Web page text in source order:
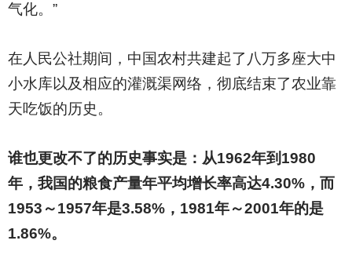
气化。”
在人民公社期间，中国农村共建起了八万多座大中
小水库以及相应的灌溉渠网络，彻底结束了农业靠
天吃饭的历史。
谁也更改不了的历史事实是：从1962年到1980
年，我国的粮食产量年平均增长率高达4.30%，而
1953～1957年是3.58%，1981年～2001年的是
1.86%。